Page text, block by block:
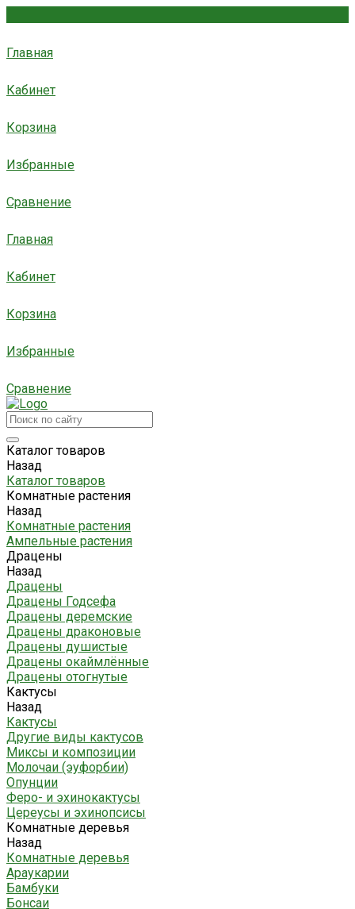
Главная
Кабинет
Корзина
Избранные
Сравнение
Главная
Кабинет
Корзина
Избранные
Сравнение
Каталог товаров
Назад
Каталог товаров
Комнатные растения
Назад
Комнатные растения
Ампельные растения
Драцены
Назад
Драцены
Драцены Годсефа
Драцены деремские
Драцены драконовые
Драцены душистые
Драцены окаймлённые
Драцены отогнутые
Кактусы
Назад
Кактусы
Другие виды кактусов
Миксы и композиции
Молочаи (эуфорбии)
Опунции
Феро- и эхинокактусы
Цереусы и эхинопсисы
Комнатные деревья
Назад
Комнатные деревья
Араукарии
Бамбуки
Бонсаи